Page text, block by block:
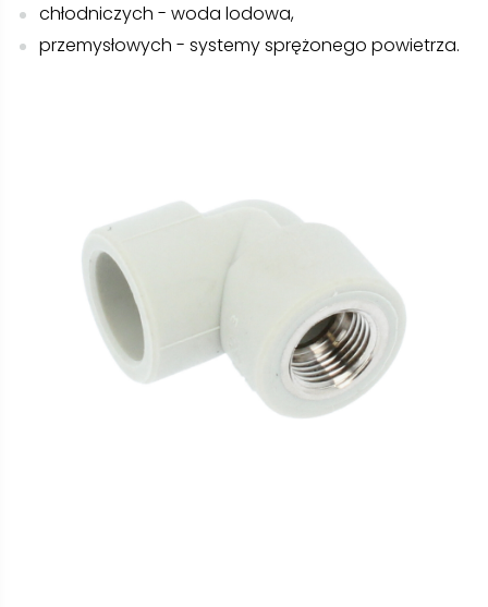
chłodniczych - woda lodowa,
przemysłowych - systemy sprężonego powietrza.